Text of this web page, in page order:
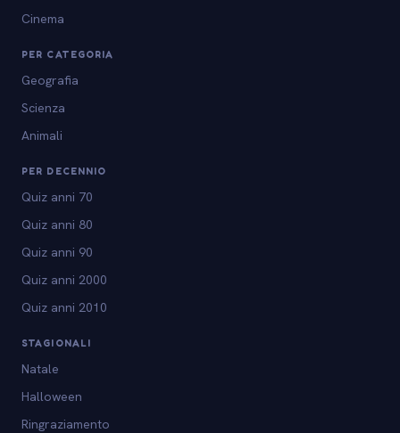
Cinema
PER CATEGORIA
Geografia
Scienza
Animali
PER DECENNIO
Quiz anni 70
Quiz anni 80
Quiz anni 90
Quiz anni 2000
Quiz anni 2010
STAGIONALI
Natale
Halloween
Ringraziamento